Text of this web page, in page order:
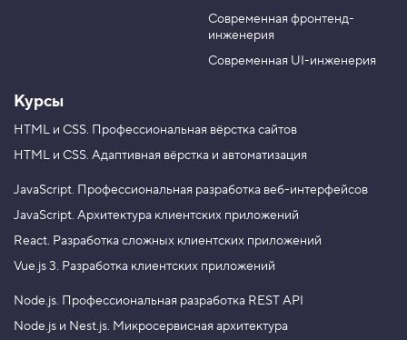
r
a
m
Современная фронтенд-
инженерия
Современная UI-инженерия
Курсы
HTML и CSS. Профессиональная вёрстка сайтов
HTML и CSS. Адаптивная вёрстка и автоматизация
JavaScript. Профессиональная разработка веб-интерфейсов
JavaScript. Архитектура клиентских приложений
React. Разработка сложных клиентских приложений
Vue.js 3. Разработка клиентских приложений
Node.js. Профессиональная разработка REST API
Node.js и Nest.js. Микросервисная архитектура